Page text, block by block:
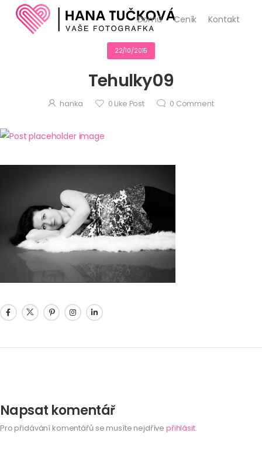
Domů Ceník Kontakt
22/10/2015
Tehulky09
hanka 0 Like Post 0 Comment
Napsat komentář
Pro přidávání komentářů se musíte nejdříve přihlásit.